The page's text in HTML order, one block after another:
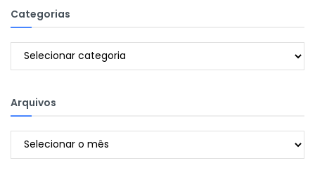
Categorias
Categorias
Arquivos
Arquivos